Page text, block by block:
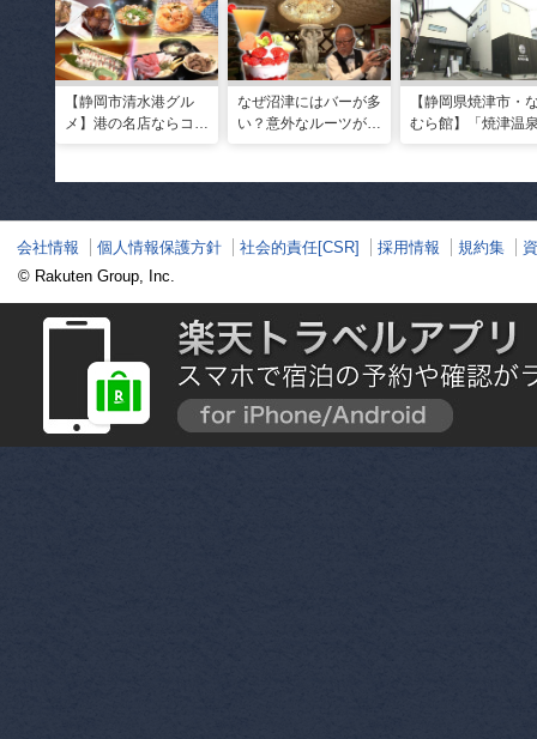
【静岡市清水港グル
メ】港の名店ならコ
なぜ沼津にはバーが多
い？意外なルーツがわ
【静岡県焼津市・
むら館】「焼津温
会社情報 個人情報保護方針 社会的責任[CSR] 採用情報 規約集
© Rakuten Group, Inc.